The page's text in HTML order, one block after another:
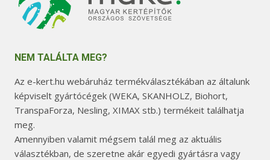
NEM TALÁLTA MEG?
Az e-kert.hu webáruház termékválasztékában az általunk
képviselt gyártócégek (WEKA, SKANHOLZ, Biohort,
TranspaForza, Nesling, XIMAX stb.) termékeit találhatja
meg.
Amennyiben valamit mégsem talál meg az aktuális
választékban, de szeretne akár egyedi gyártásra vagy